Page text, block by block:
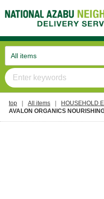
top All items
HOUSEHOLD
AVALON ORGANICS